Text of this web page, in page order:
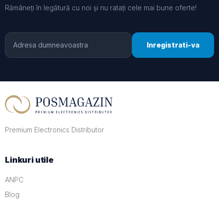
Rămâneți în legătură cu noi și nu ratați cele mai bune oferte!
Inregistrati-va
Premium Electronics Distributor
Linkuri utile
ANPC
Blog